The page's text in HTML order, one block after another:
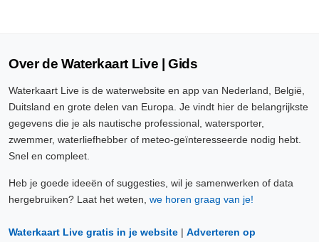
Over de Waterkaart Live | Gids
Waterkaart Live is de waterwebsite en app van Nederland, België,
Duitsland en grote delen van Europa. Je vindt hier de belangrijkste
gegevens die je als nautische professional, watersporter,
zwemmer, waterliefhebber of meteo-geïnteresseerde nodig hebt.
Snel en compleet.
Heb je goede ideeën of suggesties, wil je samenwerken of data
hergebruiken? Laat het weten, we horen graag van je!
Waterkaart Live gratis in je website | Adverteren op